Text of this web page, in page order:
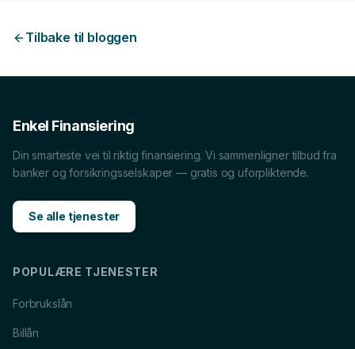
Tilbake til bloggen
Enkel Finansiering
Din smarteste vei til riktig finansiering. Vi sammenligner tilbud fra
banker og forsikringsselskaper — gratis og uforpliktende.
Se alle tjenester
POPULÆRE TJENESTER
Forbrukslån
Billån